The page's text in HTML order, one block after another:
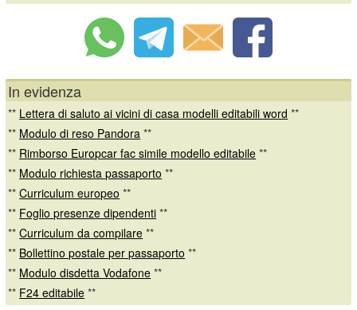
In evidenza
** Lettera di saluto ai vicini di casa modelli editabili word **
** Modulo di reso Pandora **
** Rimborso Europcar fac simile modello editabile **
** Modulo richiesta passaporto **
**Curriculum europeo **
** Foglio presenze dipendenti **
**Curriculum da compilare **
** Bollettino postale per passaporto **
** Modulo disdetta Vodafone **
** F24 editabile **